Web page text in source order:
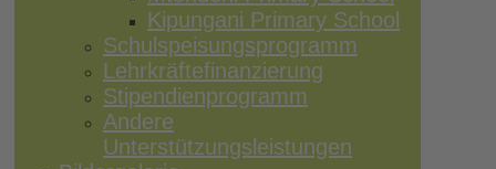
Kipungani Primary School
Schulspeisungsprogramm
Lehrkräftefinanzierung
Stipendienprogramm
Andere
Unterstützungsleistungen